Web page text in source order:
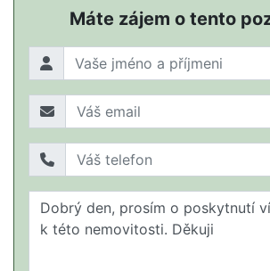
Máte zájem o tento